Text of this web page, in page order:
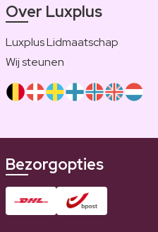
Over Luxplus
Luxplus Lidmaatschap
Wij steunen
Bezorgopties